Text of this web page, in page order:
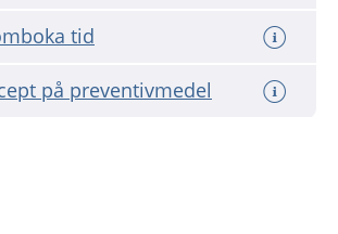
tid
på preventivmedel